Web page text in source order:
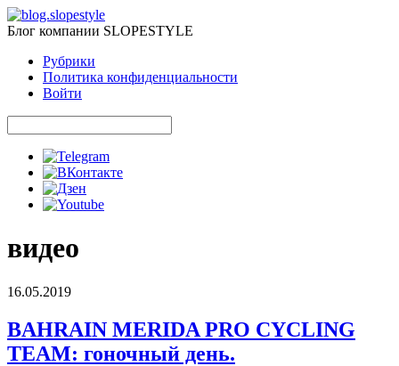
Блог компании SLOPESTYLE
Рубрики
Политика конфиденциальности
Войти
видео
16.05.2019
BAHRAIN MERIDA PRO CYCLING
TEAM: гоночный день.